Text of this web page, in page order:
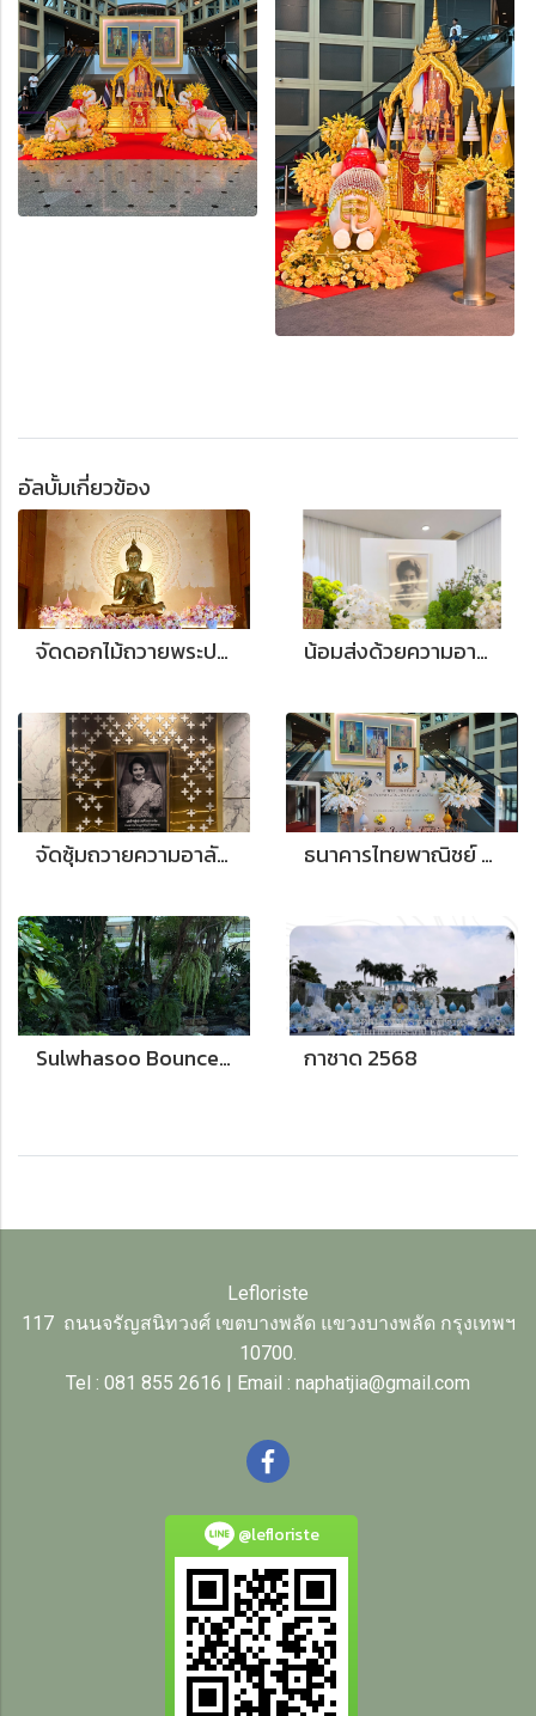
อัลบั้มเกี่ยวข้อง
จัดดอกไม้ถวายพระประธาน วัดนิสรณวราราม น้อมส่งด้วยความอาลัย: ดอกไม้พิธีพระราชทานเพลิงศพ 'คุณแม่พจนีย์ ณ ป้อมเพชร' โทนเขียวขาว"
จัดซุ้มถวายความอาลัยแด่สมเด็จพระพันปีหลวง ณ บริษัท เชลล์แห่งประเทศไทย จำกัด" ธนาคารไทยพาณิชย์ จำกัด (มหาชน) จัดซุ้มเฉลิมพระเกียรติ ถวายพระพรเนื่องในโอกาสวันเฉลิมพระชนมพรรษา พระบาทสมเด็จพระเจ้าอยู่หัว ๒๘ กรกฎาคม ๒๕๖๖
Sulwhasoo Bounce to Youth กาชาด 2568
Lefloriste
117 ถนนจรัญสนิทวงศ์ เขตบางพลัด แขวงบางพลัด กรุงเทพฯ
10700.
Tel : 081 855 2616 | Email : naphatjia@gmail.com
@lefloriste